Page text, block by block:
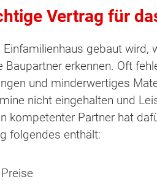
Vertrag für
Einfamilienhaus gebaut
Baupartner erkennen. Oft
und minderwertiges
nicht eingehalten und
kompetenter Partner hat
folgendes enthält: